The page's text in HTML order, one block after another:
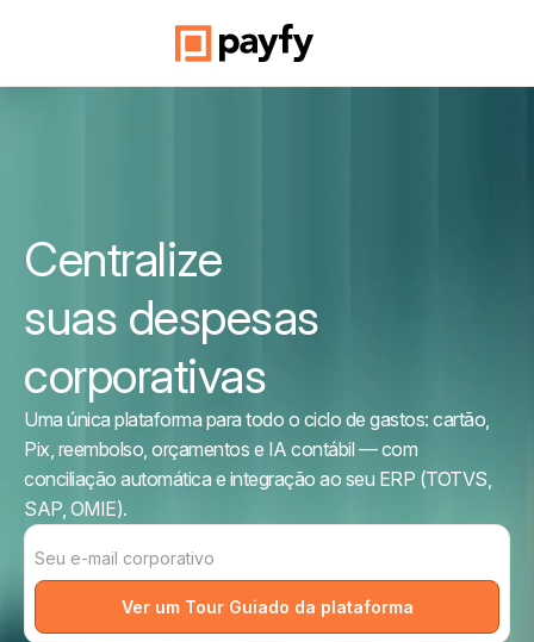
Payfy - Gestão de Despesas
C
suas despesas
corporativas
Uma única plataforma para todo o ciclo de gastos: cartão,
Pix, reembolso, orçamentos e IA contábil — com
conciliação automática e integração ao seu ERP (TOTVS,
SAP, OMIE).